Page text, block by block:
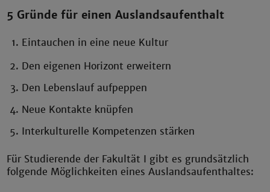
5 Gründe für einen Auslandsaufenthalt
Eintauchen in eine neue Kultur
Den eigenen Horizont erweitern
Den Lebenslauf aufpeppen
Neue Kontakte knüpfen
Interkulturelle Kompetenzen stärken
Für Studierende der Fakultät I gibt es grundsätzlich
folgende Möglichkeiten eines Auslandsaufenthaltes: